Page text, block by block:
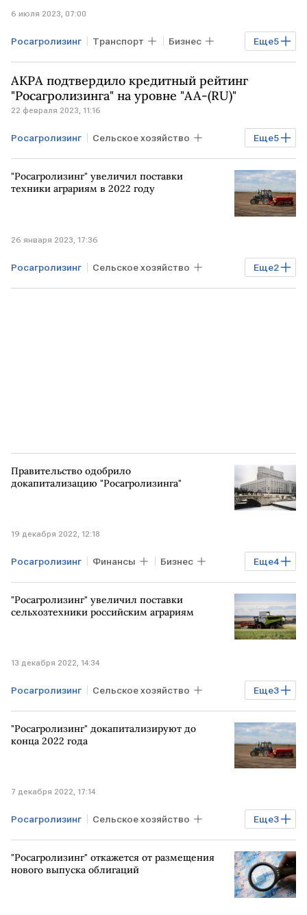
6 июля 2023, 07:00
Еще5
Росагролизинг Транспорт Бизнес
Экономика Промышленность
льготы лизинг вагоны
АКРА подтвердило кредитный рейтинг
"Росагролизинга" на уровне "AA-(RU)"
22 февраля 2023, 11:16
Еще5
Росагролизинг Сельское хозяйство
Бизнес Экономика РОССИЯ
АКРА кредитный рейтинг
"Росагролизинг" увеличил поставки
техники аграриям в 2022 году
26 января 2023, 17:36
Еще2
Росагролизинг Сельское хозяйство
Экономика техника
Правительство одобрило
докапитализацию "Росагролизинга"
19 декабря 2022, 12:18
Еще4
Росагролизинг Финансы Бизнес
Экономика Госпроекты
Правительство РФ докапитализация
"Росагролизинг" увеличил поставки
сельхозтехники российским аграриям
13 декабря 2022, 14:34
Еще3
Росагролизинг Сельское хозяйство
Экономика РОССИЯ
сельхозтехника
"Росагролизинг" докапитализируют до
конца 2022 года
7 декабря 2022, 17:14
Еще3
Росагролизинг Сельское хозяйство
Финансы Экономика
докапитализация
"Росагролизинг" откажется от размещения
нового выпуска облигаций